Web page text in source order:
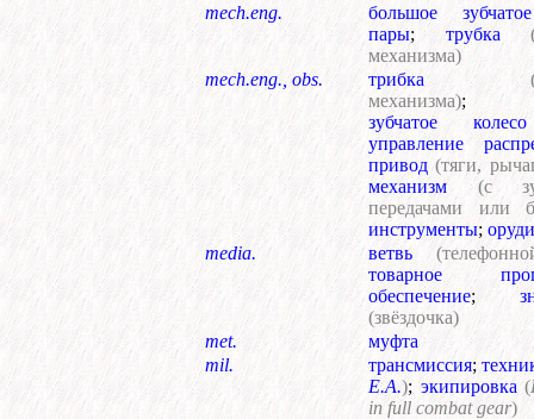
mech.eng.
большое
пары; трубка
механизма)
mech.eng., obs.
трибка
механизма)
зубчатое
управление
привод (тяги,
механизм
(с
передачами или
инструменты;
media.
ветвь
товарное
обеспечение;
(звёздочка)
met.
муфта
mil.
трансмиссия;
Е.А.); экипировка (
in full combat gear)